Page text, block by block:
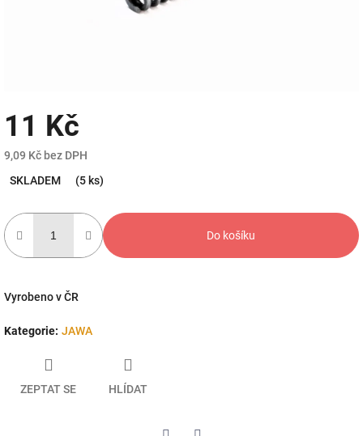
11 Kč
9,09 Kč bez DPH
cena:
SKLADEM (5 ks)
Do košíku
Vyrobeno v ČR
Kategorie: JAWA
ZEPTAT SE HLÍDAT